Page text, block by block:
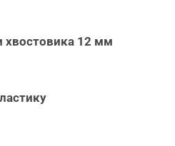
хвостовика 12 мм